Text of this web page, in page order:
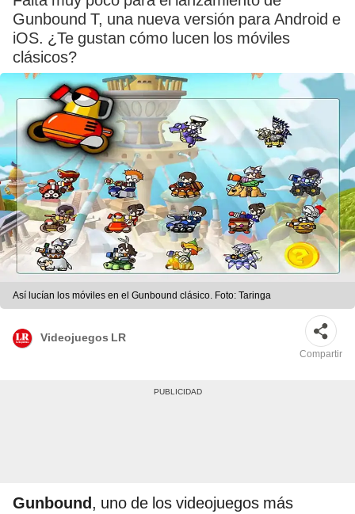
Gunbound T, una nueva versión para Android e
iOS. ¿Te gustan cómo lucen los móviles
clásicos?
Así lucían los móviles en el Gunbound clásico. Foto: Taringa
Videojuegos LR
Compartir
Gunbound, uno de los videojuegos más